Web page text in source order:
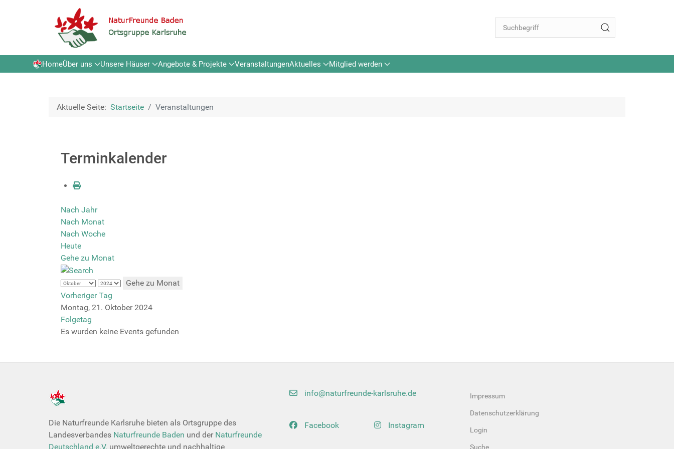
HomeÜber uns Unsere Häuser Angebote & Projekte VeranstaltungenAktuelles Mitglied werden
Aktuelle Seite: Startseite Veranstaltungen
Terminkalender
Nach Jahr
Nach Monat
Nach Woche
Heute
Gehe zu Monat
Gehe zu Monat
Vorheriger Tag
Montag, 21. Oktober 2024
Folgetag
Es wurden keine Events gefunden
Die Naturfreunde Karlsruhe bieten als Ortsgruppe des
Landesverbandes Naturfreunde Baden und der Naturfreunde
Deutschland e.V. umweltgerechte und nachhaltige
info@naturfreunde-karlsruhe.de
Facebook Instagram
Impressum
Datenschutzerklärung
Login
Suche